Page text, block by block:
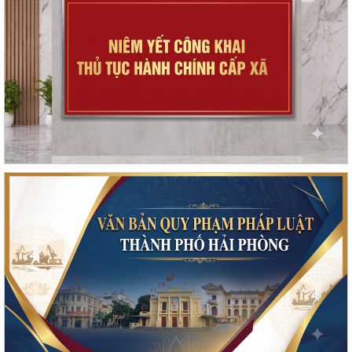
Kế hoạch thực hiện Nghị quyết số 11-NQ/TU, ngày 15/7/2026 của Ban
Chấp hành Đảng bộ thành phố về...
Tăng cường công tác đấu tranh, ngăn chặn hoạt động săn bắt, buôn
bán trái phép chim hoang dã,...
Thông báo phun trừ sâu cuốn lá nhỏ lứa 5 gây hại lúa vụ Mùa năm
Phối hợp triển khai các hoạt động trước khi ngừng hoạt động mạng
thông tin di động công nghệ 2G
Thông báo Tuyển ứng viên điều dưỡng, nhân viên chăm sóc đi làm việc
tại Nhật Bản theo chương trình...
Thông báo tình hình sâu bệnh trên lúa Mùa, cây ăn quả và dự báo